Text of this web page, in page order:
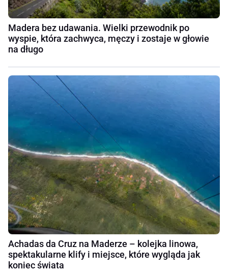
Madera bez udawania. Wielki przewodnik po
wyspie, która zachwyca, męczy i zostaje w głowie
na długo
Achadas da Cruz na Maderze – kolejka linowa,
spektakularne klify i miejsce, które wygląda jak
koniec świata